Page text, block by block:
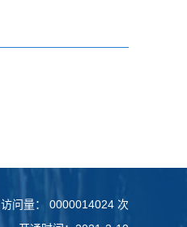
访问量： 0000014024 次